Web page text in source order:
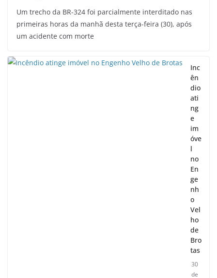
Um trecho da BR-324 foi parcialmente interditado nas
primeiras horas da manhã desta terça-feira (30), após
um acidente com morte
Inc
ên
dio
ati
ng
e
im
óve
l
no
En
ge
nh
o
Vel
ho
de
Bro
tas
30
de